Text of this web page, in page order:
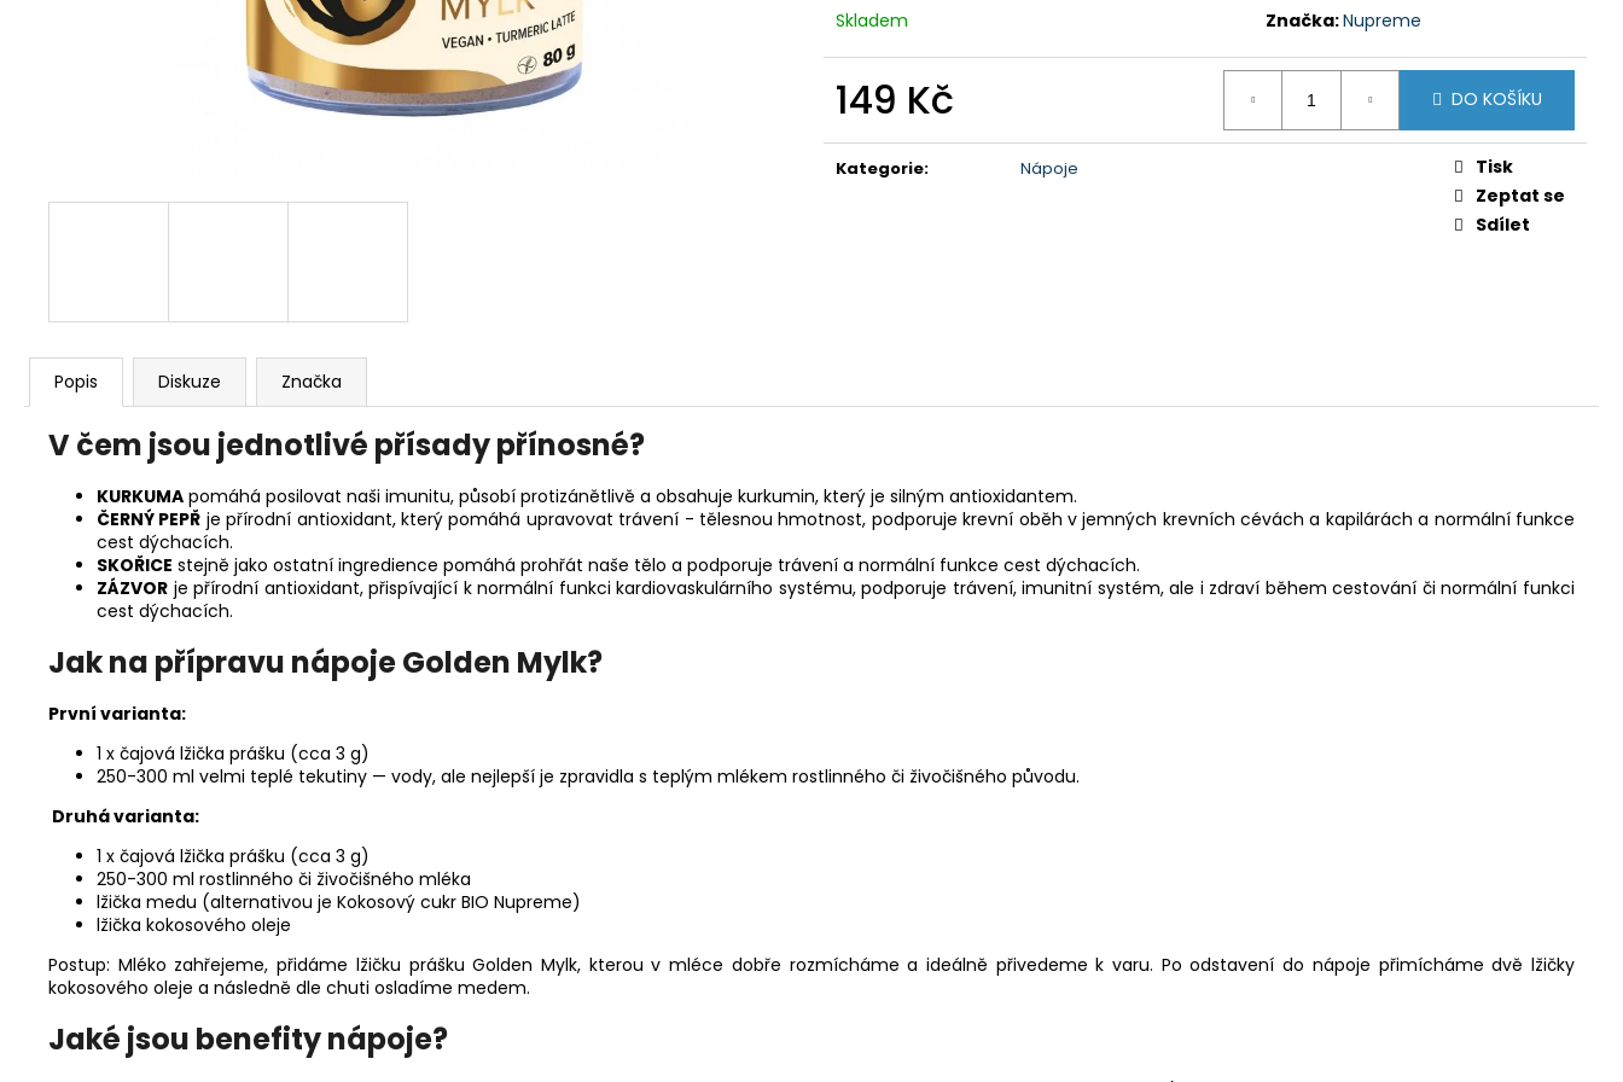
Skladem Značka:Nupreme
149 Kč
cena:
DO KOŠÍKU
Kategorie: Nápoje
Tisk
Zeptat se
Sdílet
Popis Diskuze Značka
V čem jsou jednotlivé přísady přínosné?
KURKUMA pomáhá posilovat naši imunitu, působí protizánětlivě a obsahuje kurkumin, který je silným antioxidantem.
ČERNÝ PEPŘ je přírodní antioxidant, který pomáhá upravovat trávení - tělesnou hmotnost, podporuje krevní oběh v jemných krevních cévách a kapilárách a normální funkce
cest dýchacích.
SKOŘICE stejně jako ostatní ingredience pomáhá prohřát naše tělo a podporuje trávení a normální funkce cest dýchacích.
ZÁZVOR je přírodní antioxidant, přispívající k normální funkci kardiovaskulárního systému, podporuje trávení, imunitní systém, ale i zdraví během cestování či normální funkci
cest dýchacích.
Jak na přípravu nápoje Golden Mylk?
První varianta:
1 x čajová lžička prášku (cca 3 g)
250-300 ml velmi teplé tekutiny — vody, ale nejlepší je zpravidla s teplým mlékem rostlinného či živočišného původu.
Druhá varianta:
1 x čajová lžička prášku (cca 3 g)
250-300 ml rostlinného či živočišného mléka
lžička medu (alternativou je Kokosový cukr BIO Nupreme)
lžička kokosového oleje
Postup: Mléko zahřejeme, přidáme lžičku prášku Golden Mylk, kterou v mléce dobře rozmícháme a ideálně přivedeme k varu. Po odstavení do nápoje přimícháme dvě lžičky
kokosového oleje a následně dle chuti osladíme medem.
Jaké jsou benefity nápoje?